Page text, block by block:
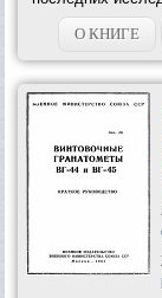
О КНИГЕ